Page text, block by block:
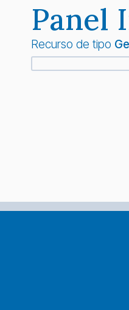
Panel
Recurso de tipo